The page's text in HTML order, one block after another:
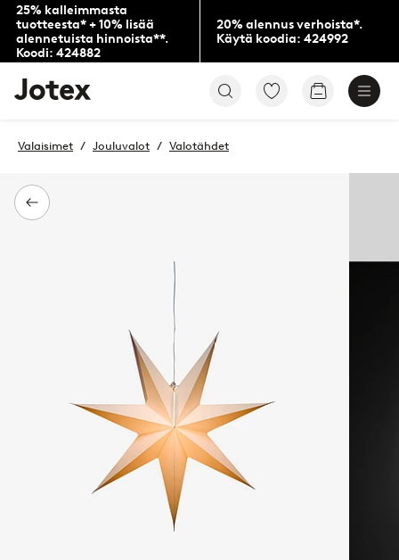
25% kalleimmasta
tuotteesta* + 10% lisää
alennetuista hinnoista**.
Koodi: 424882
20% alennus verhoista*.
Käytä koodia: 424992
Jotex-
logo
aloitussivulle
Siirry
Siirry
Takaisin
Valaisimet Jouluvalot Valotähdet